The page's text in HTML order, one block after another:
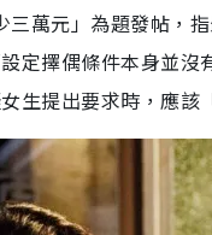
三萬元」為題發帖，
定擇偶條件本身並
生提出要求時，應該